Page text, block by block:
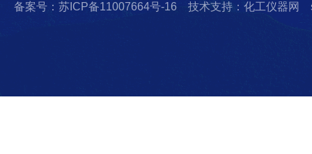
备案号：苏ICP备11007664号-16 技术支持：化工仪器网